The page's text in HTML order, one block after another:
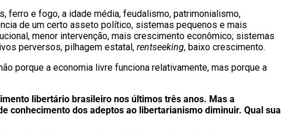
ferro e fogo, a idade média, feudalismo, patrimonialismo,
de um certo asseto político, sistemas pequenos e mais
menor intervenção, mais crescimento econômico; sistemas
perversos, pilhagem estatal,rentseeking, baixo crescimento.
porque a economia livre funciona relativamente, mas porque a
libertário brasileiro nos últimos três anos. Mas a
conhecimento dos adeptos ao libertarianismo diminuir. Qual sua